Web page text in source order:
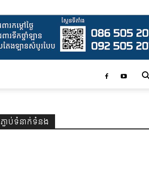
ភ្ជាប់ទំនាក់ទំនង